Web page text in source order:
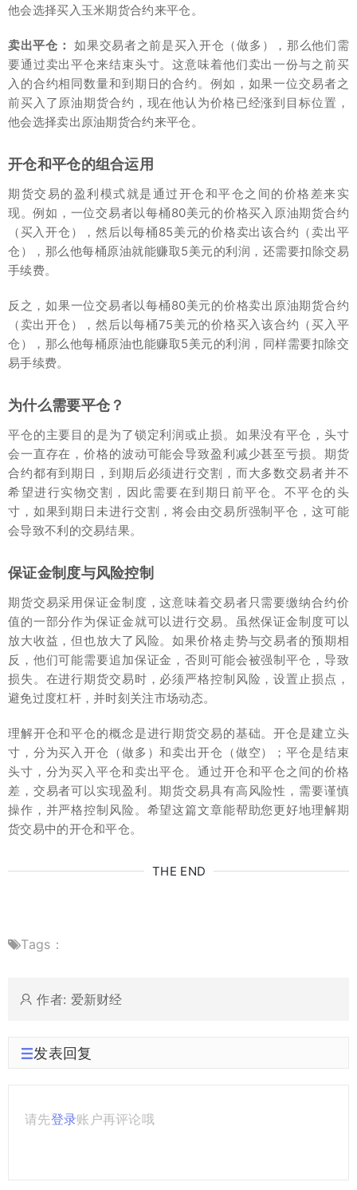
他会选择买入玉米期货合约来平仓。
卖出平仓： 如果交易者之前是买入开仓（做多），那么他们需
要通过卖出平仓来结束头寸。这意味着他们卖出一份与之前买
入的合约相同数量和到期日的合约。例如，如果一位交易者之
前买入了原油期货合约，现在他认为价格已经涨到目标位置，
他会选择卖出原油期货合约来平仓。
开仓和平仓的组合运用
期货交易的盈利模式就是通过开仓和平仓之间的价格差来实
现。例如，一位交易者以每桶80美元的价格买入原油期货合约
（买入开仓），然后以每桶85美元的价格卖出该合约（卖出平
仓），那么他每桶原油就能赚取5美元的利润，还需要扣除交易
手续费。
反之，如果一位交易者以每桶80美元的价格卖出原油期货合约
（卖出开仓），然后以每桶75美元的价格买入该合约（买入平
仓），那么他每桶原油也能赚取5美元的利润，同样需要扣除交
易手续费。
为什么需要平仓？
平仓的主要目的是为了锁定利润或止损。如果没有平仓，头寸
会一直存在，价格的波动可能会导致盈利减少甚至亏损。期货
合约都有到期日，到期后必须进行交割，而大多数交易者并不
希望进行实物交割，因此需要在到期日前平仓。不平仓的头
寸，如果到期日未进行交割，将会由交易所强制平仓，这可能
会导致不利的交易结果。
保证金制度与风险控制
期货交易采用保证金制度，这意味着交易者只需要缴纳合约价
值的一部分作为保证金就可以进行交易。虽然保证金制度可以
放大收益，但也放大了风险。如果价格走势与交易者的预期相
反，他们可能需要追加保证金，否则可能会被强制平仓，导致
损失。在进行期货交易时，必须严格控制风险，设置止损点，
避免过度杠杆，并时刻关注市场动态。
理解开仓和平仓的概念是进行期货交易的基础。开仓是建立头
寸，分为买入开仓（做多）和卖出开仓（做空）；平仓是结束
头寸，分为买入平仓和卖出平仓。通过开仓和平仓之间的价格
差，交易者可以实现盈利。期货交易具有高风险性，需要谨慎
操作，并严格控制风险。希望这篇文章能帮助您更好地理解期
货交易中的开仓和平仓。
THE END
Tags：
作者: 爱新财经
发表回复
请先登录账户再评论哦